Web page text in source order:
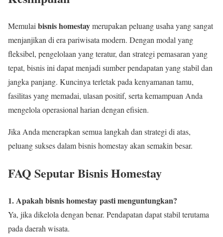
Memulaibisnis homestaymerupakan peluang usaha yang sangat
menjanjikan di era pariwisata modern. Dengan modal yang
fleksibel, pengelolaan yang teratur, dan strategi pemasaran yang
tepat, bisnis ini dapat menjadi sumber pendapatan yang stabil dan
jangka panjang. Kuncinya terletak pada kenyamanan tamu,
fasilitas yang memadai, ulasan positif, serta kemampuan Anda
mengelola operasional harian dengan efisien.
Jika Anda menerapkan semua langkah dan strategi di atas,
peluang sukses dalam bisnis homestay akan semakin besar.
FAQ Seputar Bisnis Homestay
1. Apakah bisnis homestay pasti menguntungkan?
Ya, jika dikelola dengan benar. Pendapatan dapat stabil terutama
pada daerah wisata.